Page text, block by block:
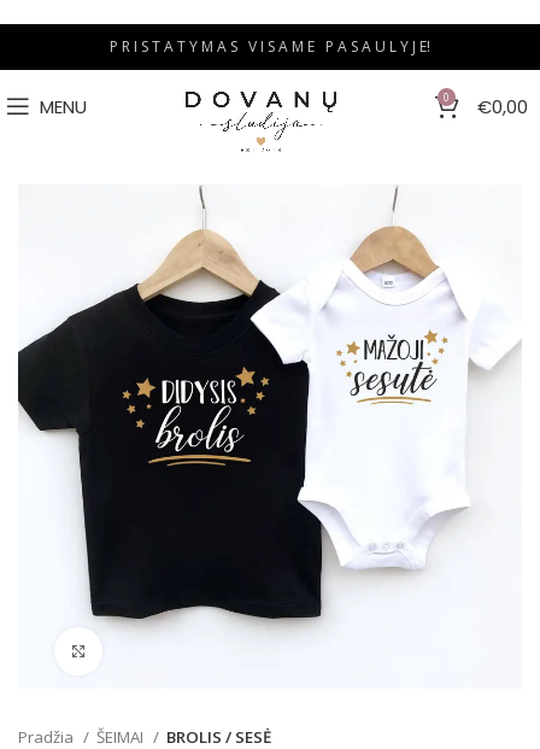
P R I S T A T Y M A S V I S A M E P A S A U L Y J E!
MENU 0 €0,00
Pradžia ŠEIMAI BROLIS / SESĖ